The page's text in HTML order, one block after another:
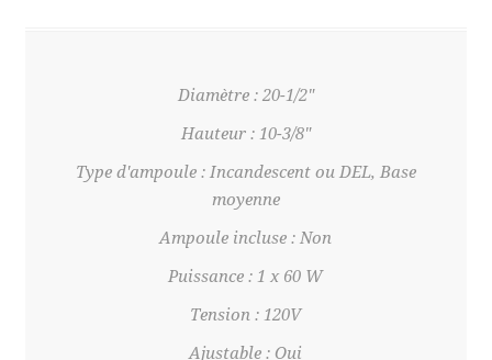
Diamètre : 20-1/2"
Hauteur : 10-3/8"
Type d'ampoule : Incandescent ou DEL, Base
moyenne
Ampoule incluse : Non
Puissance : 1 x 60 W
Tension : 120V
Ajustable : Oui